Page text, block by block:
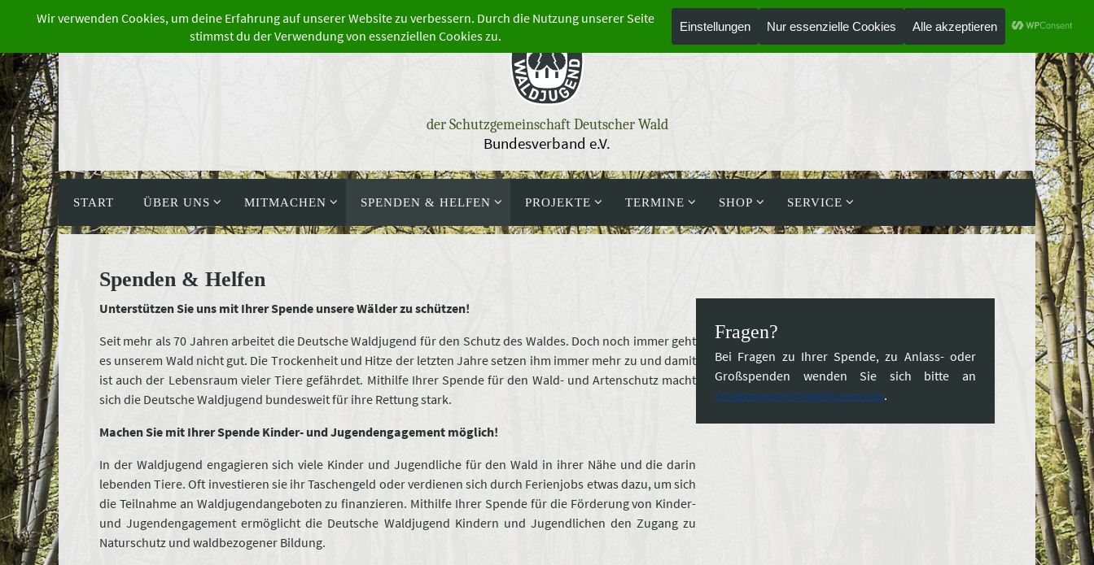
der Schutzgemeinschaft Deutscher Wald
Bundesverband e.V.
Zum
Inhalt
springen
START ÜBER UNS MITMACHEN SPENDEN & HELFEN PROJEKTE TERMINE SHOP SERVICE
Spenden & Helfen
Unterstützen Sie uns mit Ihrer Spende unsere Wälder zu schützen!
Seit mehr als 70 Jahren arbeitet die Deutsche Waldjugend für den Schutz des Waldes. Doch noch immer geht
es unserem Wald nicht gut. Die Trockenheit und Hitze der letzten Jahre setzen ihm immer mehr zu und damit
ist auch der Lebensraum vieler Tiere gefährdet. Mithilfe Ihrer Spende für den Wald- und Artenschutz macht
sich die Deutsche Waldjugend bundesweit für ihre Rettung stark.
Machen Sie mit Ihrer Spende Kinder- und Jugendengagement möglich!
In der Waldjugend engagieren sich viele Kinder und Jugendliche für den Wald in ihrer Nähe und die darin
lebenden Tiere. Oft investieren sie ihr Taschengeld oder verdienen sich durch Ferienjobs etwas dazu, um sich
die Teilnahme an Waldjugendangeboten zu finanzieren. Mithilfe Ihrer Spende für die Förderung von Kinder-
und Jugendengagement ermöglicht die Deutsche Waldjugend Kindern und Jugendlichen den Zugang zu
Naturschutz und waldbezogener Bildung.
Fragen?
Bei Fragen zu Ihrer Spende, zu Anlass- oder
Großspenden wenden Sie sich bitte an
schatzmeister@waldjugend.de.